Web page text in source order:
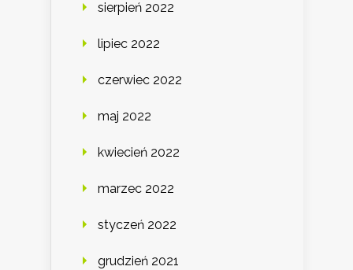
sierpień 2022
lipiec 2022
czerwiec 2022
maj 2022
kwiecień 2022
marzec 2022
styczeń 2022
grudzień 2021